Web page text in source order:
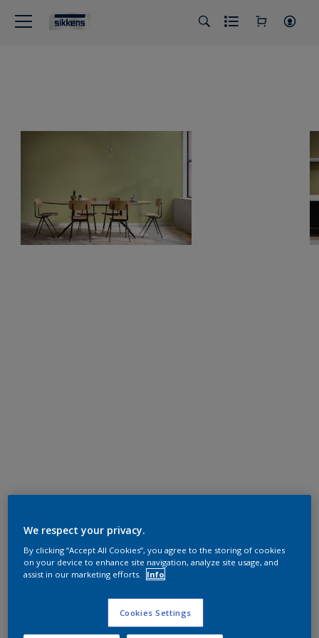
We respect your privacy.
By clicking “Accept All Cookies”, you agree to the storing of cookies
on your device to enhance site navigation, analyze site usage, and
assist in our marketing efforts.
Info
Cookies Settings